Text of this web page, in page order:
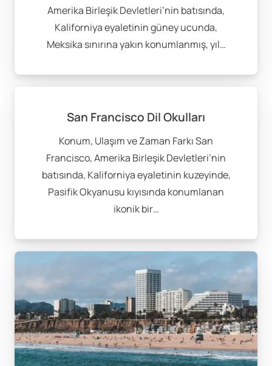
Amerika Birleşik Devletleri’nin batısında,
Kaliforniya eyaletinin güney ucunda,
Meksika sınırına yakın konumlanmış, yıl…
San Francisco Dil Okulları
Konum, Ulaşım ve Zaman Farkı San
Francisco, Amerika Birleşik Devletleri’nin
batısında, Kaliforniya eyaletinin kuzeyinde,
Pasifik Okyanusu kıyısında konumlanan
ikonik bir…